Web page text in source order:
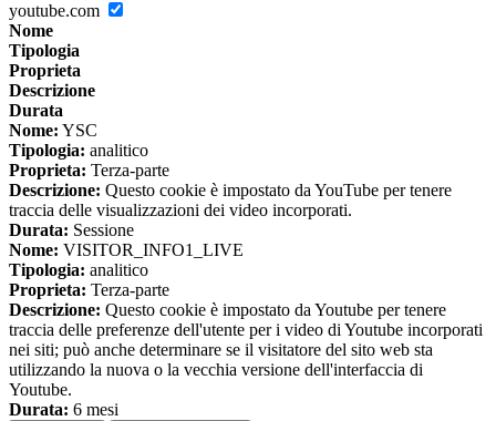
youtube.com
Nome
Tipologia
Proprieta
Descrizione
Durata
Nome: YSC
Tipologia: analitico
Proprieta: Terza-parte
Descrizione: Questo cookie è impostato da YouTube per tenere
traccia delle visualizzazioni dei video incorporati.
Durata: Sessione
Nome: VISITOR_INFO1_LIVE
Tipologia: analitico
Proprieta: Terza-parte
Descrizione: Questo cookie è impostato da Youtube per tenere
traccia delle preferenze dell'utente per i video di Youtube incorporati
nei siti; può anche determinare se il visitatore del sito web sta
utilizzando la nuova o la vecchia versione dell'interfaccia di
Youtube.
Durata: 6 mesi